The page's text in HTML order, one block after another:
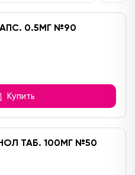
0.5МГ №90
Купить
ТАБ. 100МГ №50